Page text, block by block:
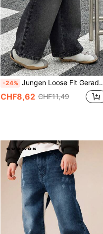
-24% Jungen Loose Fit Gerade Bein Jeans, Herbst
CHF8,62 CHF11,49